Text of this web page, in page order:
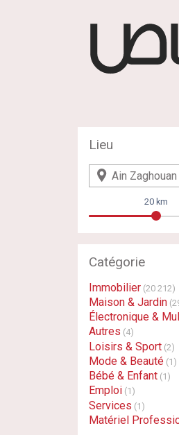
Lieu
20 km
Catégorie
Immobilier (20 212)
Maison & Jardin
Électronique &
Autres (4)
Loisirs & Sport (2)
Mode & Beauté (1)
Bébé & Enfant (1)
Emploi (1)
Services (1)
Matériel